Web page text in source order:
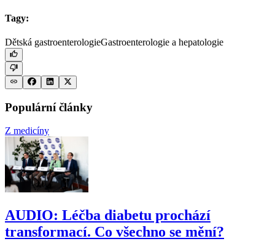
Tagy:
Dětská gastroenterologieGastroenterologie a hepatologie
Populární články
Z medicíny
AUDIO: Léčba diabetu prochází
transformací. Co všechno se mění?